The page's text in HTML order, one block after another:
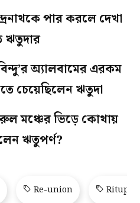
পার করলে দেখা
ঋতুদার
অ্যালবামের এরকম
চেয়েছিলেন ঋতুদা
মঞ্চের ভিড়ে কোথায়
ঋতুপর্ণ?
Re-union